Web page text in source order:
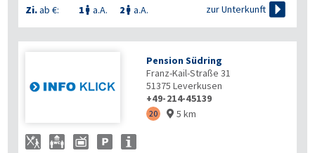
Zi.ab €: 1  a.A. 2  a.A. zur Unterkunft 
Pension Südring
Franz-Kail-Straße 31
51375 Leverkusen
+49-214-45139
20  5 km